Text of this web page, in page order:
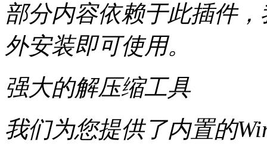
部分内容依赖于此插件
外安装即可使用。
强大的解压缩工具
我们为您提供了内置的